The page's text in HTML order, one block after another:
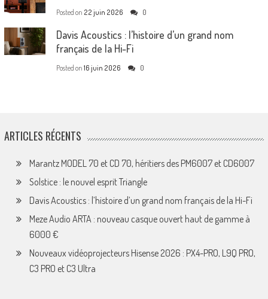
Posted on 22 juin 2026 0
Davis Acoustics : l’histoire d’un grand nom
français de la Hi-Fi
Posted on 16 juin 2026 0
ARTICLES RÉCENTS
Marantz MODEL 70 et CD 70, héritiers des PM6007 et CD6007
Solstice : le nouvel esprit Triangle
Davis Acoustics : l’histoire d’un grand nom français de la Hi-Fi
Meze Audio ARTA : nouveau casque ouvert haut de gamme à
6000 €
Nouveaux vidéoprojecteurs Hisense 2026 : PX4-PRO, L9Q PRO,
C3 PRO et C3 Ultra